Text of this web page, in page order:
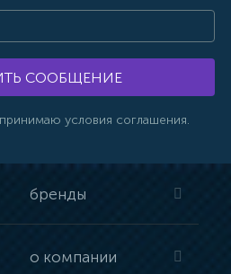
СООБЩЕНИЕ
условия соглашения.
бренды
о компании